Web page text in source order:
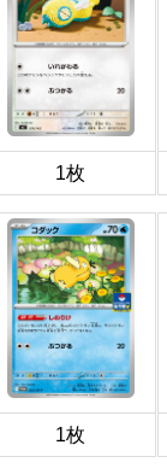
1枚
1枚